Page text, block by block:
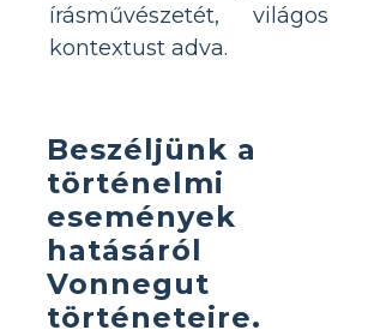
írásművészetét, világos
kontextust adva.
Beszéljünk a
történelmi
események
hatásáról
Vonnegut
történeteire.